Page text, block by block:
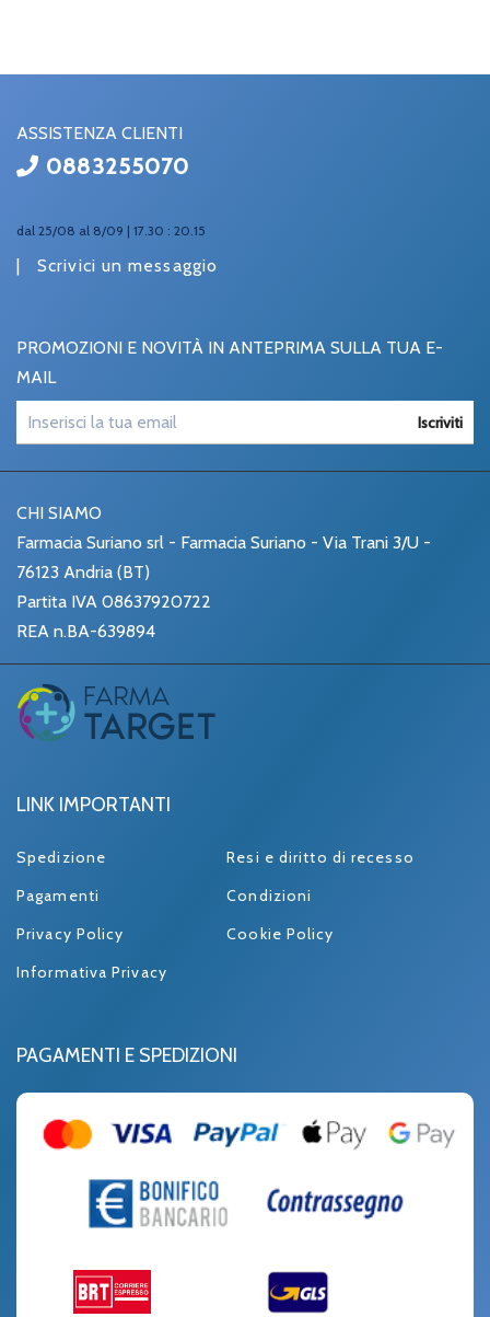
ASSISTENZA CLIENTI
0883255070
dal 25/08 al 8/09 | 17.30 : 20.15
| Scrivici un messaggio
PROMOZIONI E NOVITÀ IN ANTEPRIMA SULLA TUA E-
MAIL
Iscriviti
CHI SIAMO
Farmacia Suriano srl - Farmacia Suriano - Via Trani 3/U -
76123 Andria (BT)
Partita IVA 08637920722
REA n.BA-639894
LINK IMPORTANTI
Spedizione
Resi e diritto di recesso
Pagamenti
Condizioni
Privacy Policy
Cookie Policy
Informativa Privacy
PAGAMENTI E SPEDIZIONI